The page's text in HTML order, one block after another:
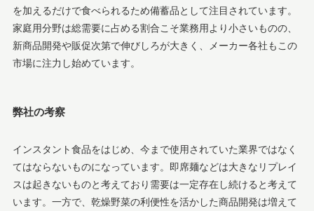
を加えるだけで食べられるため備蓄品として注目されています。
家庭用分野は総需要に占める割合こそ業務用より小さいものの、
新商品開発や販促次第で伸びしろが大きく、メーカー各社もこの
市場に注力し始めています。
弊社の考察
インスタント食品をはじめ、今まで使用されていた業界ではなく
てはならないものになっています。即席麺などは大きなリプレイ
スは起きないものと考えており需要は一定存在し続けると考えて
います。一方で、乾燥野菜の利便性を活かした商品開発は増えて